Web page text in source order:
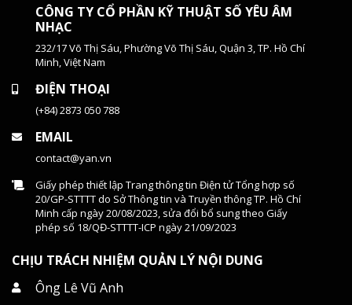
CÔNG TY CỔ PHẦN KỸ THUẬT SỐ YÊU ÂM
NHẠC
232/17 Võ Thị Sáu, Phường Võ Thị Sáu, Quận 3, TP. Hồ Chí
Minh, Việt Nam
ĐIỆN THOẠI
(+84) 2873 050 788
EMAIL
contact@yan.vn
Giấy phép thiết lập Trang thông tin Điện tử Tổng hợp số
20/GP-STTTT do Sở Thông tin và Truyền thông TP. Hồ Chí
Minh cấp ngày 20/08/2023, sửa đổi bổ sung theo Giấy
phép số 18/QĐ-STTTT-ICP ngày 21/09/2023
CHỊU TRÁCH NHIỆM QUẢN LÝ NỘI DUNG
Ông Lê Vũ Anh